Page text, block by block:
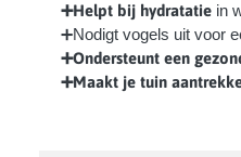
➕Helpt bij hydratatie in
➕Nodigt vogels uit voor
➕Ondersteunt een
➕Maakt je tuin